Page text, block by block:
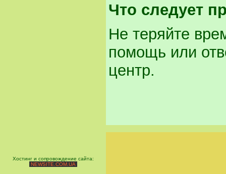
Что следует
Не теряйте
помощь или
центр.
Хостинг и сопровождение сайта:
NEWSITE.COM.UA